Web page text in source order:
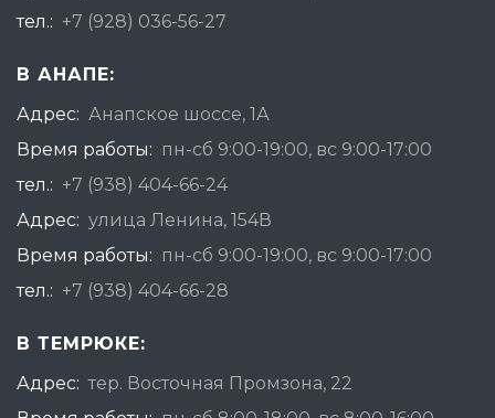
тел.: +7 (928) 036-56-27
В АНАПЕ:
Адрес: Анапское шоссе, 1А
Время работы: пн-сб 9:00-19:00, вс 9:00-17:00
тел.: +7 (938) 404-66-24
Адрес: улица Ленина, 154В
Время работы: пн-сб 9:00-19:00, вс 9:00-17:00
тел.: +7 (938) 404-66-28
В ТЕМРЮКЕ:
Адрес: тер. Восточная Промзона, 22